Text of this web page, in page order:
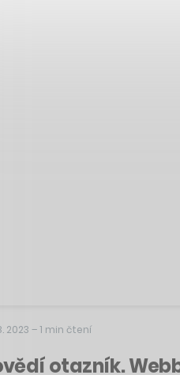
2023 –1 min čtení
otazník.